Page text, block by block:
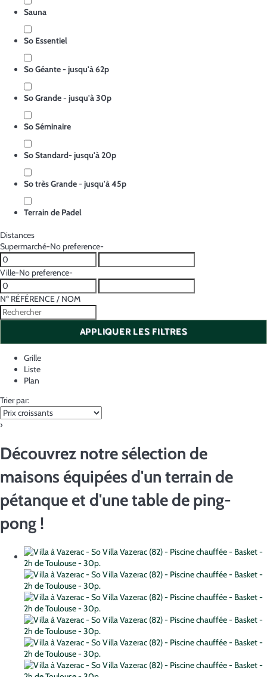
Sauna
So Essentiel
So Géante - jusqu'à 62p
So Grande - jusqu'à 30p
So Séminaire
So Standard- jusqu'à 20p
So très Grande - jusqu'à 45p
Terrain de Padel
Distances
Supermarché-No preference-
Ville-No preference-
Nº RÉFÉRENCE / NOM
APPLIQUER LES FILTRES
Grille
Liste
Plan
Trier par:
›
Découvrez notre sélection de
maisons équipées d'un terrain de
pétanque et d'une table de ping-
pong !